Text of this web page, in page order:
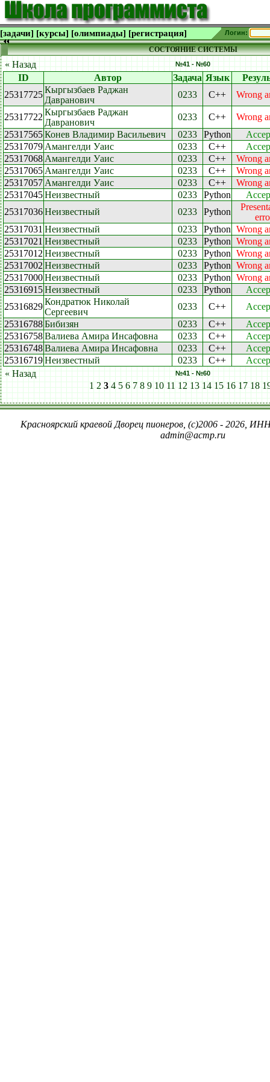
[задачи] [курсы] [олимпиады] [регистрация] Логин:
СОСТОЯНИЕ СИСТЕМЫ
« Назад №41 - №60
ID Автор Задача Язык
25317725Кыргызбаев Раджан
Давранович
0233 C++ Wrong
25317722 Кыргызбаев Раджан
Давранович
0233 C++
Wrong
25317565Конев Владимир Васильевич 0233 Python
25317079 Амангелди Уаис 0233 C++
25317068 Амангелди Уаис 0233 C++
Wrong
25317065 Амангелди Уаис 0233 C++
Wrong
25317057 Амангелди Уаис 0233 C++
Wrong
25317045Неизвестный 0233 Python
25317036Неизвестный 0233 Python
25317031 Неизвестный 0233 Python Wrong
25317021 Неизвестный 0233 Python Wrong
25317012 Неизвестный 0233 Python Wrong
25317002 Неизвестный 0233 Python Wrong
25317000Неизвестный 0233 Python Wrong
25316915Неизвестный 0233 Python
25316829Кондратюк Николай
Сергеевич
0233 C++
25316788Бибизян 0233 C++
25316758Валиева Амира Инсафовна 0233 C++
25316748Валиева Амира Инсафовна 0233 C++
25316719Неизвестный 0233 C++
« Назад
№41 - №60
1 2 3 4 5 6 7 8 9 10 11 12 13 14 15 16 17 18
Красноярский краевой Дворец пионеров, (c)2006 - 2026,
admin@acmp.ru